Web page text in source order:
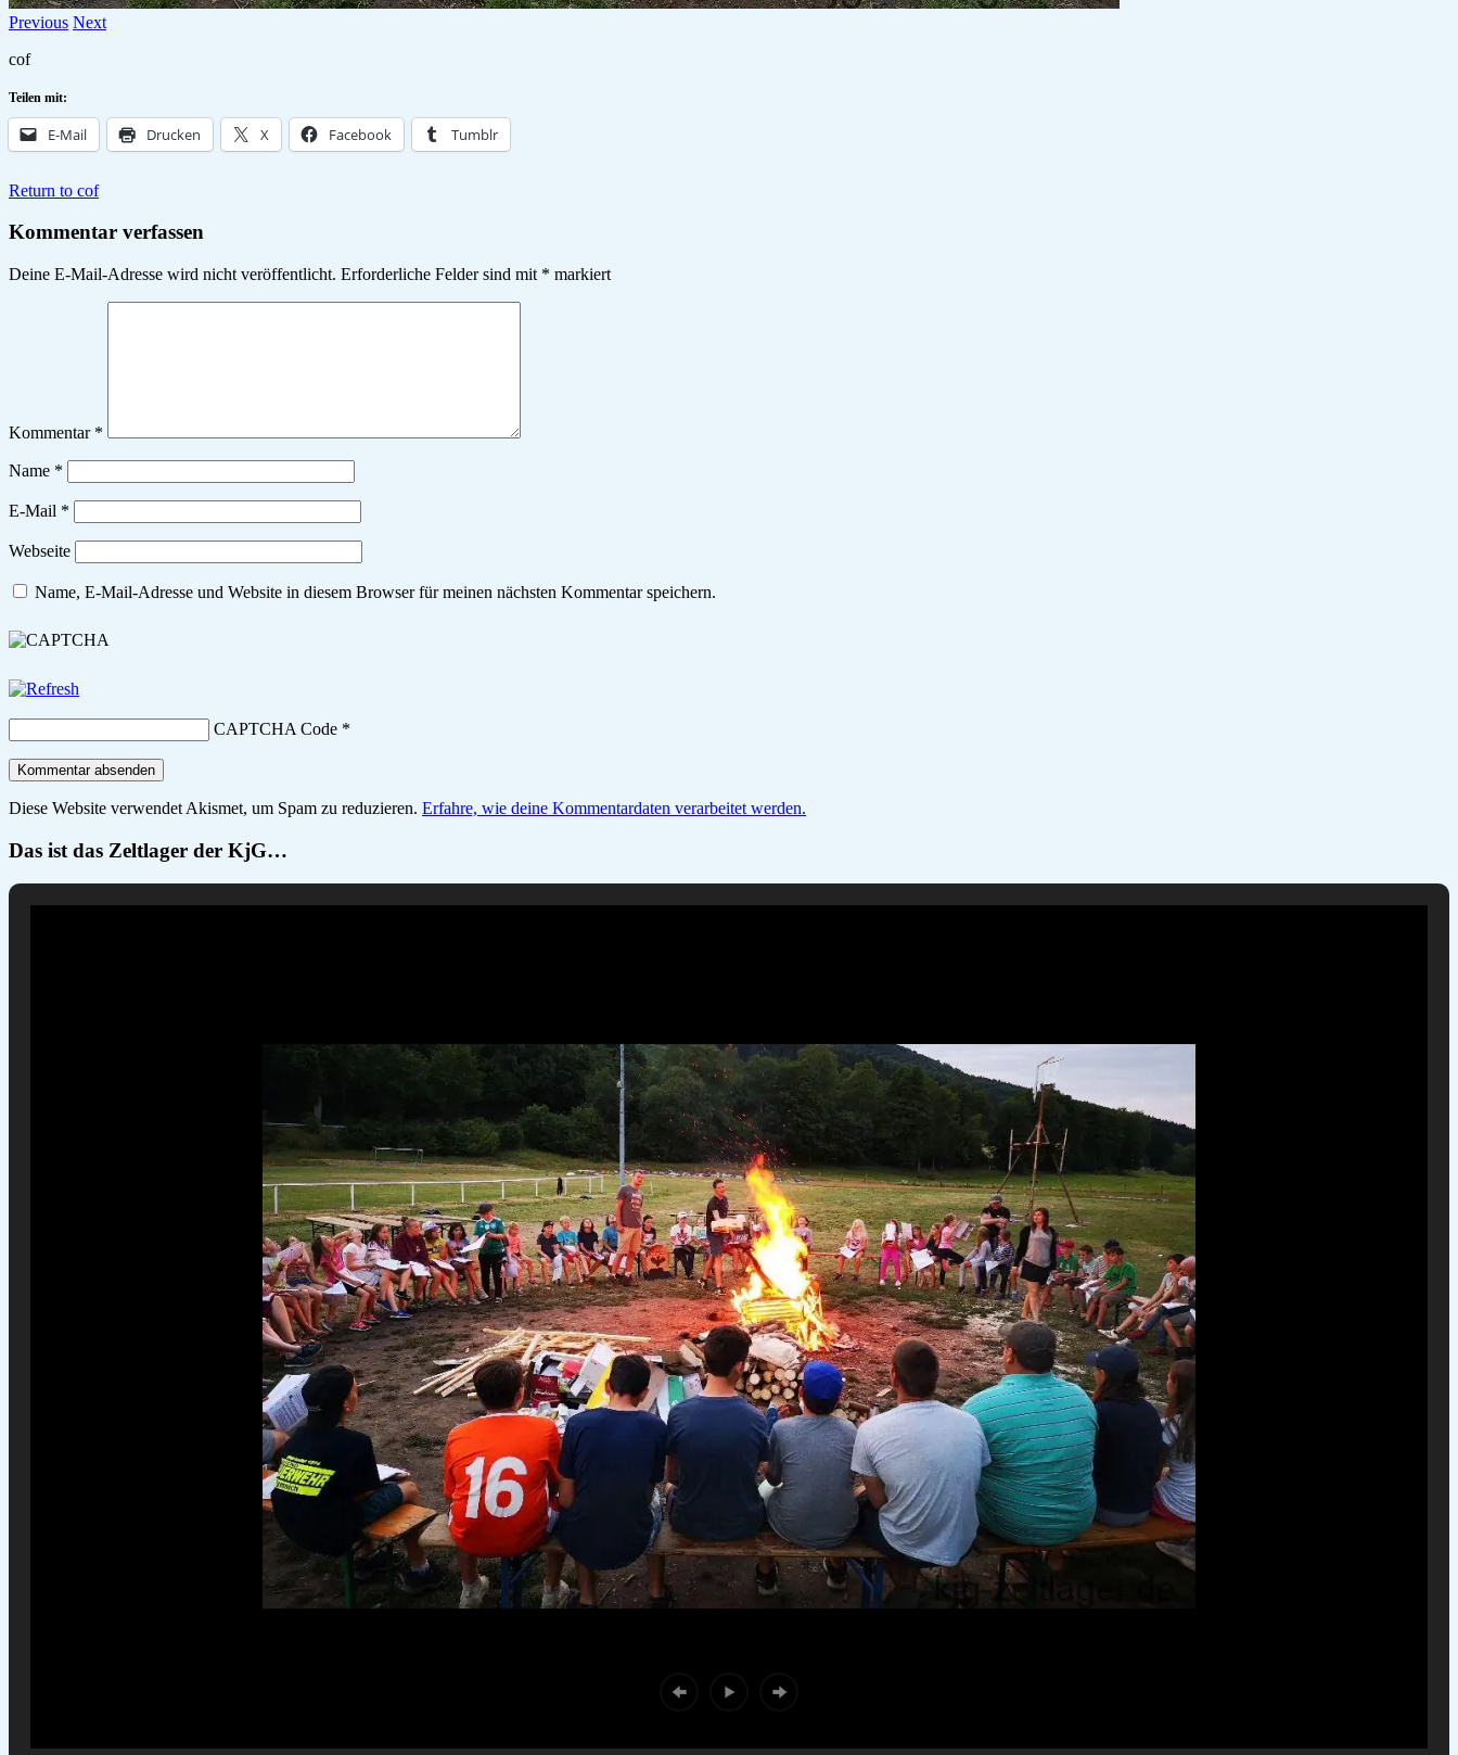
Previous Next
cof
Teilen mit:
E-Mail Drucken X Facebook Tumblr
Return to cof
Kommentar verfassen
Deine E-Mail-Adresse wird nicht veröffentlicht. Erforderliche Felder sind mit * markiert
Kommentar *
Name *
E-Mail *
Webseite
Name, E-Mail-Adresse und Website in diesem Browser für meinen nächsten Kommentar speichern.
CAPTCHA Code *
Diese Website verwendet Akismet, um Spam zu reduzieren. Erfahre, wie deine Kommentardaten verarbeitet werden.
Das ist das Zeltlager der KjG…